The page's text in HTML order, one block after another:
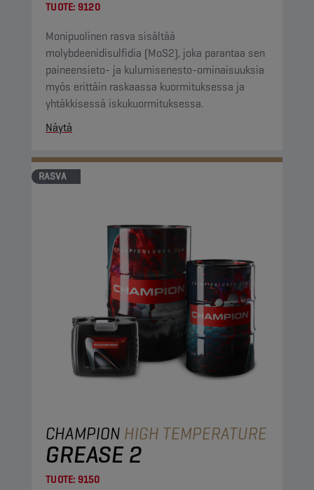
TUOTE: 9120
Monipuolinen rasva sisältää
molybdeenidisulfidia (MoS2), joka parantaa sen
paineensieto- ja kulumisenesto-ominaisuuksia
myös erittäin raskaassa kuormituksessa ja
yhtäkkisessä iskukuormituksessa.
Näytä
RASVA
CHAMPION HIGH TEMPERATURE
GREASE 2
TUOTE: 9150